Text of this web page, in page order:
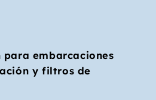
embarcaciones
y filtros de